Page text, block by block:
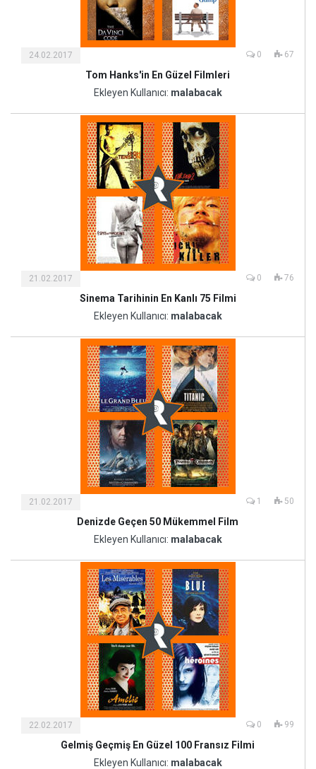
24.02.2017 0 67
Tom Hanks'in En Güzel Filmleri
Ekleyen Kullanıcı: malabacak
21.02.2017 0 76
Sinema Tarihinin En Kanlı 75 Filmi
Ekleyen Kullanıcı: malabacak
21.02.2017 1 50
Denizde Geçen 50 Mükemmel Film
Ekleyen Kullanıcı: malabacak
22.02.2017 0 99
Gelmiş Geçmiş En Güzel 100 Fransız Filmi
Ekleyen Kullanıcı: malabacak